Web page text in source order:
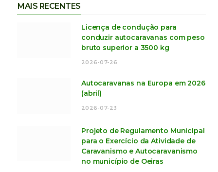
MAIS RECENTES
Licença de condução para
conduzir autocaravanas com peso
bruto superior a 3500 kg
2026-07-26
Autocaravanas na Europa em 2026
(abril)
2026-07-23
Projeto de Regulamento Municipal
para o Exercício da Atividade de
Caravanismo e Autocaravanismo
no município de Oeiras